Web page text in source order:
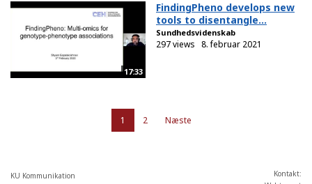
17:33
FindingPheno develops new
tools to disentangle...
Sundhedsvidenskab
297 views 8. februar 2021
1 2 Næste
KU Kommunikation
Kontakt: